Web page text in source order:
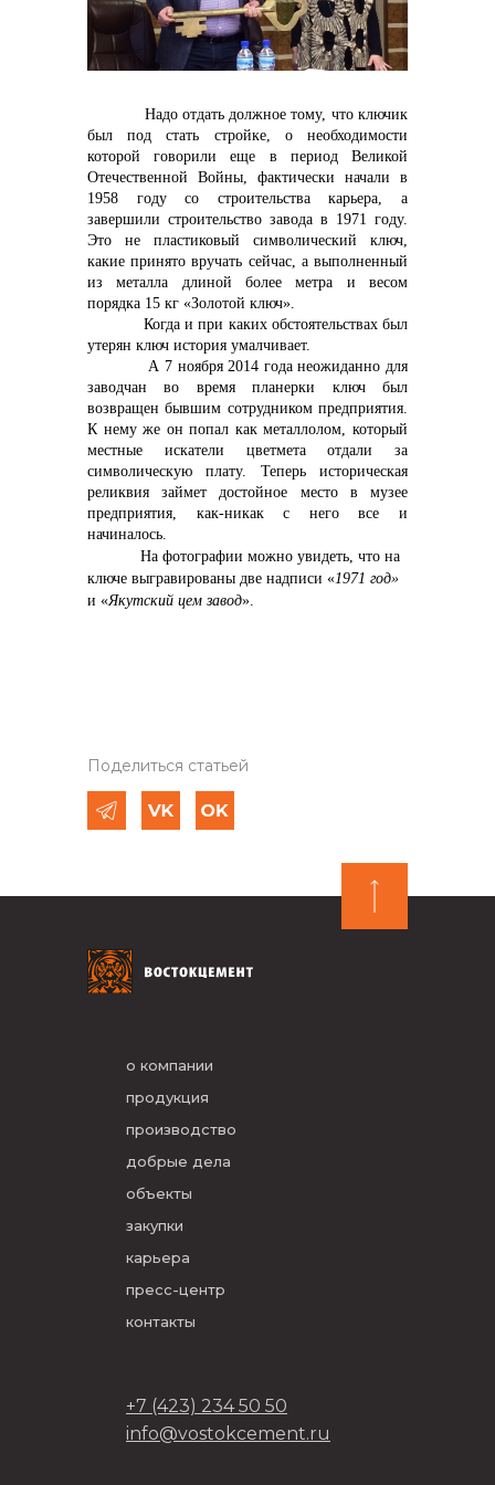
Контакты
+7 (423) 234 50 50
info@vostokcement.ru
Надо отдать должное тому, что ключик
был под стать стройке, о необходимости
которой говорили еще в период Великой
Отечественной Войны, фактически начали в
1958 году со строительства карьера, а
завершили строительство завода в 1971 году.
Это не пластиковый символический ключ,
какие принято вручать сейчас, а выполненный
из металла длиной более метра и весом
порядка 15 кг «Золотой ключ».
Когда и при каких обстоятельствах был
утерян ключ история умалчивает.
А 7 ноября 2014 года неожиданно для
заводчан во время планерки ключ был
возвращен бывшим сотрудником предприятия.
К нему же он попал как металлолом, который
местные искатели цветмета отдали за
символическую плату. Теперь историческая
реликвия займет достойное место в музее
предприятия, как-никак с него все и
начиналось.
На фотографии можно увидеть, что на
ключе выгравированы две надписи «1971 год»
и «Якутский цем завод».
Поделиться статьей
о компании
продукция
производство
добрые дела
объекты
закупки
карьера
пресс-центр
контакты
+7 (423) 234 50 50
info@vostokcement.ru